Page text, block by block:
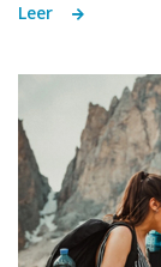
Leer